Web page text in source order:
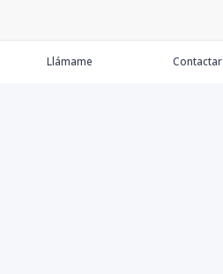
Llámame Contactar